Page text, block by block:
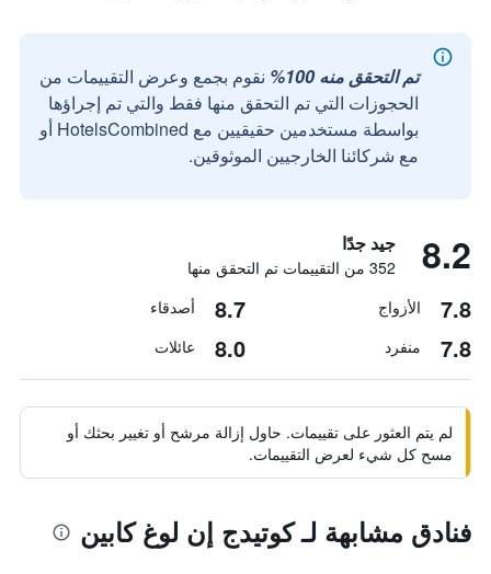
تم التحقق منه 100%
نقوم بجمع وعرض التقييمات من
الحجوزات التي تم التحقق منها فقط والتي تم إجراؤها
بواسطة مستخدمين حقيقيين مع HotelsCombined أو
مع شركائنا الخارجيين الموثوقين.
8.2 جيد جدًا
352 من التقييمات تم التحقق منها
7.8 الأزواج 8.7 أصدقاء
7.8 منفرد 8.0 عائلات
لم يتم العثور على تقييمات. حاول إزالة مرشح أو تغيير بحثك أو
مسح كل شيء لعرض التقييمات.
فنادق مشابهة لـ كوتيدج إن لوغ كابين